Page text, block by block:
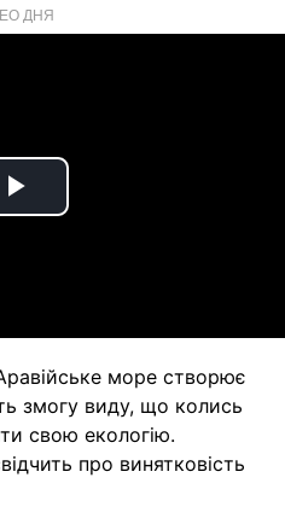
ДНЯ
Play
море створює
змогу виду, що колись
свою екологію.
про винятковість